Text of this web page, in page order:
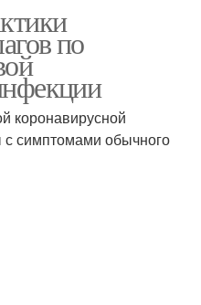
по
коронавирусной
симптомами обычного